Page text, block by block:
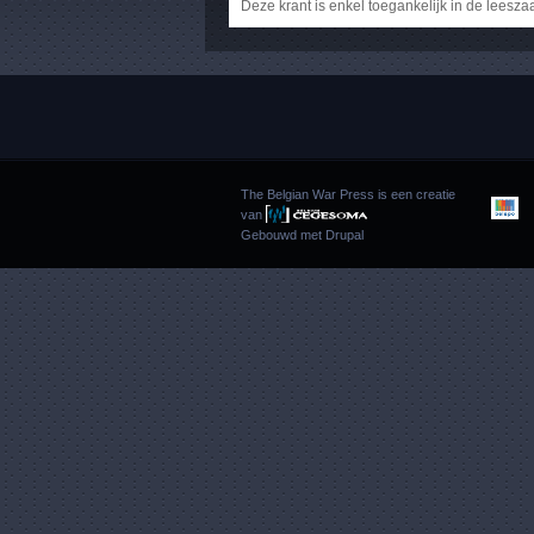
Deze krant is enkel toegankelijk in de
The Belgian War Press is een creatie
van
Gebouwd met Drupal